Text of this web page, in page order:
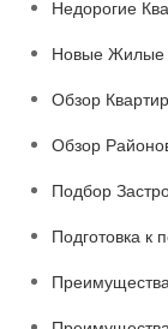
Недорогие
Новые Жилые
Обзор Квартир
Обзор
Подбор
Подготовка к